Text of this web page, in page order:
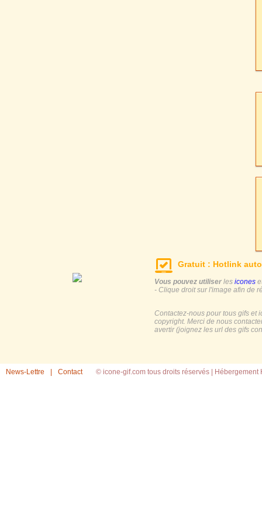
Gratuit : Hotlink
Vous pouvez utiliser les icones
- Clique droit sur l'image afin de
Contactez-nous pour tous gifs et
copyright. Merci de nous
avertir (joignez les url des gifs
News-Lettre Contact © icone-gif.com tous droits réservés | Hébergement